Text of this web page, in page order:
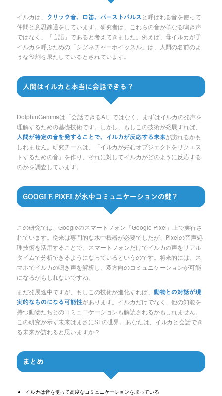
イルカは、 クリック音、口笛、バーストパルス と呼ばれる音を使って
仲間と意思疎通をしています。研究者は、これらの音が単なる鳴き声
ではなく、「言語」であると考えてきました。例えば、母イルカが子
イルカを呼ぶための「シグネチャーホイッスル」は、人間の名前のよ
うな役割を果たしているとされています。
人間はイルカと本当に会話できる？
DolphinGemmaは「会話できるAI」ではなく、まずはイルカの発声を
理解するための基礎技術です。しかし、もしこの技術が発展すれば、
人間が特定の音を発することで、イルカが反応する未来が訪れるかも
しれません。研究チームは、「イルカが好むオブジェクトをリクエス
トするための音」を作り、それに対してイルカがどのように反応する
のかを調査しています。
GOOGLE PIXELが水中コミュニケーションの鍵？
この研究では、Googleのスマートフォン「Google Pixel」上で実行さ
れています。従来は専門的な水中機器が必要でしたが、Pixelの音声処
理技術を活用することで、スマートフォンだけでイルカの声をリアル
タイムで分析できるようになっているというのです。将来的には、ス
マホでイルカの鳴き声を解析し、双方向のコミュニケーションが可能
になるかもしれないですね。
まだ発展途中ですが、もしこの技術が進化すれば、
動物との対話が現
実的なものになる可能性があります。イルカだけでなく、他の知能を
持つ動物たちとのコミュニケーションも解読されるかもしれません。
この研究が示す未来はまさにSFの世界。あなたは、イルカと会話でき
る未来が訪れると思いますか？
まとめ
イルカは音を使って高度なコミュニケーションを取っている